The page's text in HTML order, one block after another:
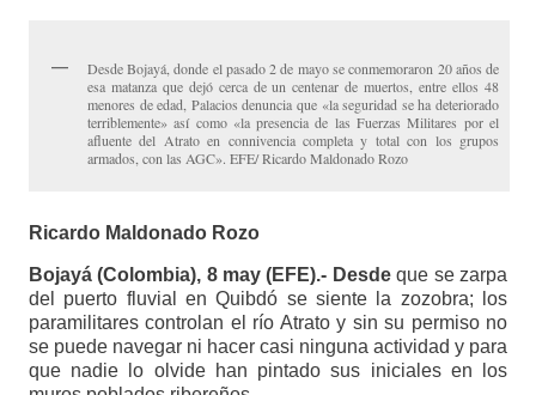
Desde Bojayá, donde el pasado 2 de mayo se conmemoraron 20 años de
esa matanza que dejó cerca de un centenar de muertos, entre ellos 48
menores de edad, Palacios denuncia que «la seguridad se ha deteriorado
terriblemente» así como «la presencia de las Fuerzas Militares por el
afluente del Atrato en connivencia completa y total con los grupos
armados, con las AGC». EFE/ Ricardo Maldonado Rozo
Ricardo Maldonado Rozo
Bojayá (Colombia), 8 may (EFE).- Desdeque se zarpa
del puerto fluvial en Quibdó se siente la zozobra; los
paramilitares controlan el río Atrato y sin su permiso no
se puede navegar ni hacer casi ninguna actividad y para
que nadie lo olvide han pintado sus iniciales en los